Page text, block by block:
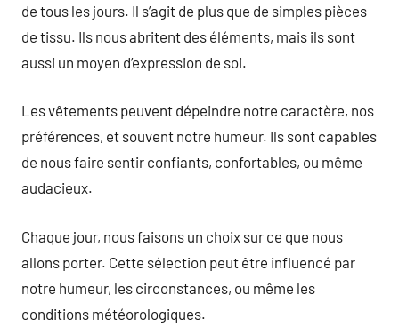
de tous les jours. Il s’agit de plus que de simples pièces
de tissu. Ils nous abritent des éléments, mais ils sont
aussi un moyen d’expression de soi.
Les vêtements peuvent dépeindre notre caractère, nos
préférences, et souvent notre humeur. Ils sont capables
de nous faire sentir confiants, confortables, ou même
audacieux.
Chaque jour, nous faisons un choix sur ce que nous
allons porter. Cette sélection peut être influencé par
notre humeur, les circonstances, ou même les
conditions météorologiques.